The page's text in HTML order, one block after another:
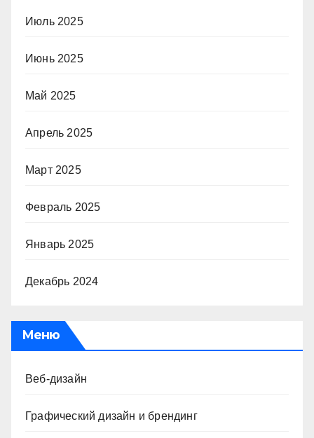
Июль 2025
Июнь 2025
Май 2025
Апрель 2025
Март 2025
Февраль 2025
Январь 2025
Декабрь 2024
Меню
Веб-дизайн
Графический дизайн и брендинг